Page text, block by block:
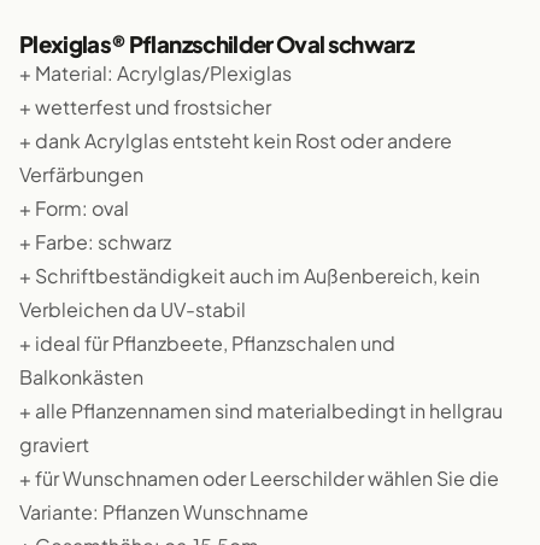
Plexiglas® Pflanzschilder Oval schwarz
+ Material: Acrylglas/Plexiglas
+ wetterfest und frostsicher
+ dank Acrylglas entsteht kein Rost oder andere
Verfärbungen
+ Form: oval
+ Farbe: schwarz
+ Schriftbeständigkeit auch im Außenbereich, kein
Verbleichen da UV-stabil
+ ideal für Pflanzbeete, Pflanzschalen und
Balkonkästen
+ alle Pflanzennamen sind materialbedingt in hellgrau
graviert
+ für Wunschnamen oder Leerschilder wählen Sie die
Variante: Pflanzen Wunschname